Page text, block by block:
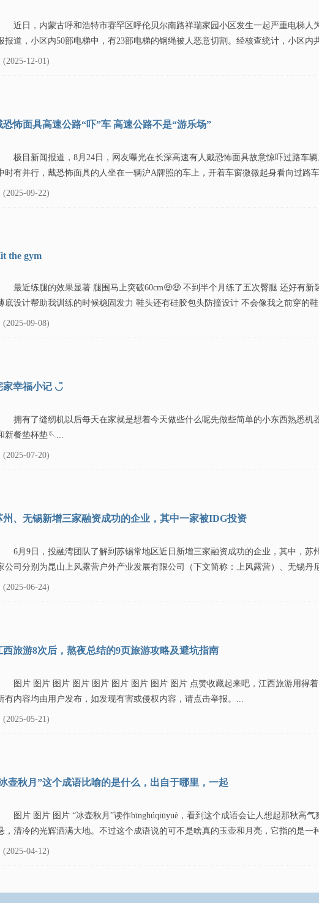
近日，内蒙古呼和浩特市赛罕区呼伦贝尔南路祥瑞家园小区发生一起严重电梯人
报道，小区内50部电梯中，有23部电梯的钢绳被人恶意切割。经核查统计，小区内
(2025-12-01)
恐怖面具高速公路“吓”车 高速公路不是“游乐场”
极目新闻报道，8月24日，网友曝光在长深高速有人戴恐怖面具故意惊吓过路车
时有并行，戴恐怖面具的人坐在一辆沪A牌照的车上，开着车窗微微起身看向过路
(2025-09-22)
the gym
最近练腿的效果显著 腿围马上突破60cm🤑🤑 不到半个月练了五次臀腿 还好有新
底设计帮助我训练的时候稳固发力 鞋头还有硅胶包头防撞设计 不会像我之前穿的
(2025-09-08)
家幸福小记 ◡̈
拥有了缝纫机以后每天在家就是想着今天做些什么呢先做些简单的小东西熟悉机
新餐垫杯垫🪡...
(2025-07-20)
州、无锡新增三家融资成功的企业，其中一家被IDG投资
6月9日，投融湾团队了解到苏锡常地区近日新增三家融资成功的企业，其中，苏
公司分别为昆山上风露营户外产业发展有限公司（下文简称：上风露营）、无锡丹
(2025-06-24)
西旅游8次后，熬夜总结的9页旅游攻略及避坑指南
图片 图片 图片 图片 图片 图片 图片 图片 图片 点赞收藏起来吧，江西旅游用得
有内容均由用户发布，如发现有害或侵权内容，请点击举报。...
(2025-05-21)
壶秋月”这个成语比喻的是什么，出自于哪里，一起
图片 图片 图片 “冰壶秋月”读作bīnghúqiūyuè，看到这个成语会让人想起那秋高
，清冷的光辉洒满大地。不过这个成语说的可不是啥真的玉壶和月亮，它指的是一
(2025-04-12)